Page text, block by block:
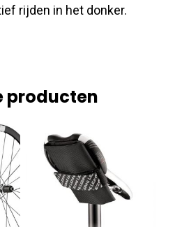
rijden in het donker.
producten